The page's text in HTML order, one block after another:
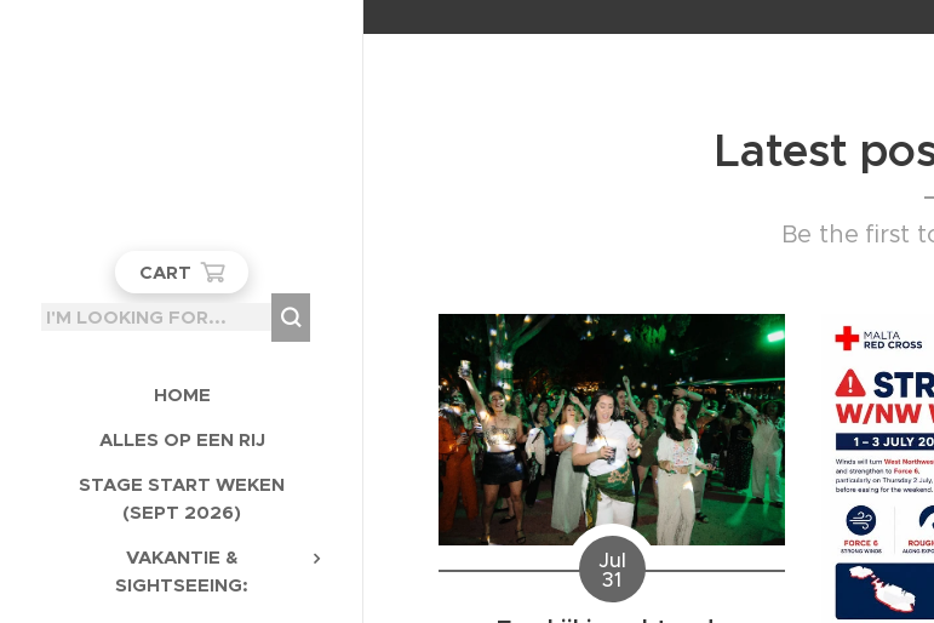
CART
HOME
ALLES OP EEN RIJ
STAGE START WEKEN
(SEPT 2026)
VAKANTIE &
SIGHTSEEING:
Latest
Be the first
Jul
31